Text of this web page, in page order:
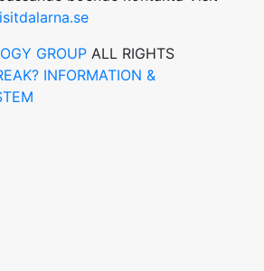
GROUP ALL RIGHTS
INFORMATION &